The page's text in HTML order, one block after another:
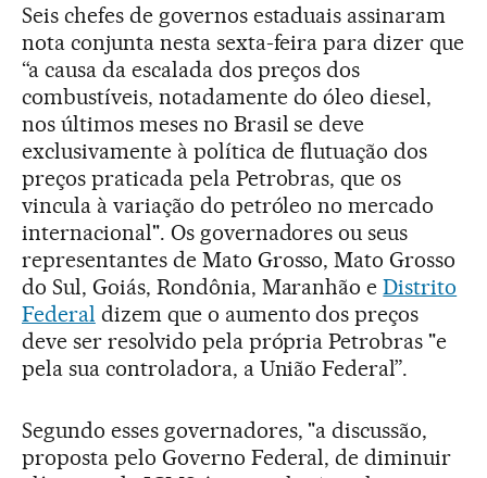
Seis chefes de governos estaduais assinaram
nota conjunta nesta sexta-feira para dizer que
“a causa da escalada dos preços dos
combustíveis, notadamente do óleo diesel,
nos últimos meses no Brasil se deve
exclusivamente à política de flutuação dos
preços praticada pela Petrobras, que os
vincula à variação do petróleo no mercado
internacional". Os governadores ou seus
representantes de Mato Grosso, Mato Grosso
do Sul, Goiás, Rondônia, Maranhão eDistrito
Federal dizem que o aumento dos preços
deve ser resolvido pela própria Petrobras "e
pela sua controladora, a União Federal”.
Segundo esses governadores, "a discussão,
proposta pelo Governo Federal, de diminuir